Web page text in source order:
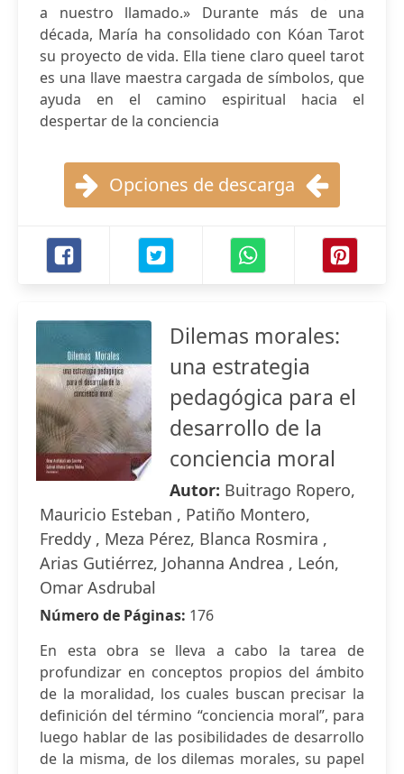
a nuestro llamado.» Durante más de una
década, María ha consolidado con Kóan Tarot
su proyecto de vida. Ella tiene claro queel tarot
es una llave maestra cargada de símbolos, que
ayuda en el camino espiritual hacia el
despertar de la conciencia
Opciones de descarga
Dilemas morales:
una estrategia
pedagógica para el
desarrollo de la
conciencia moral
Autor: Buitrago Ropero,
Mauricio Esteban , Patiño Montero,
Freddy , Meza Pérez, Blanca Rosmira ,
Arias Gutiérrez, Johanna Andrea , León,
Omar Asdrubal
Número de Páginas: 176
En esta obra se lleva a cabo la tarea de
profundizar en conceptos propios del ámbito
de la moralidad, los cuales buscan precisar la
definición del término “conciencia moral”, para
luego hablar de las posibilidades de desarrollo
de la misma, de los dilemas morales, su papel